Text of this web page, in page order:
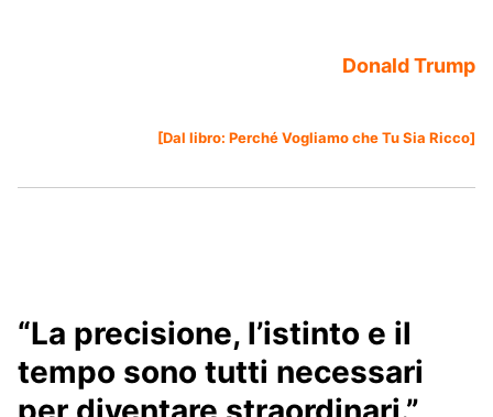
Donald Trump
[Dal libro: Perché Vogliamo che Tu Sia Ricco]
“La precisione, l’istinto e il
tempo sono tutti necessari